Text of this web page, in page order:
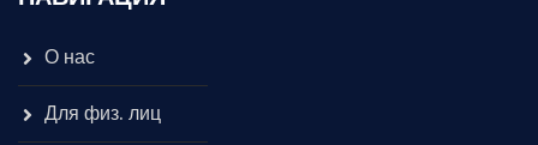
О нас
Для физ. лиц